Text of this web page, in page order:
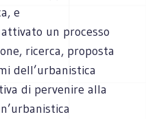
e
un processo
ricerca, proposta
dell’urbanistica
di pervenire alla